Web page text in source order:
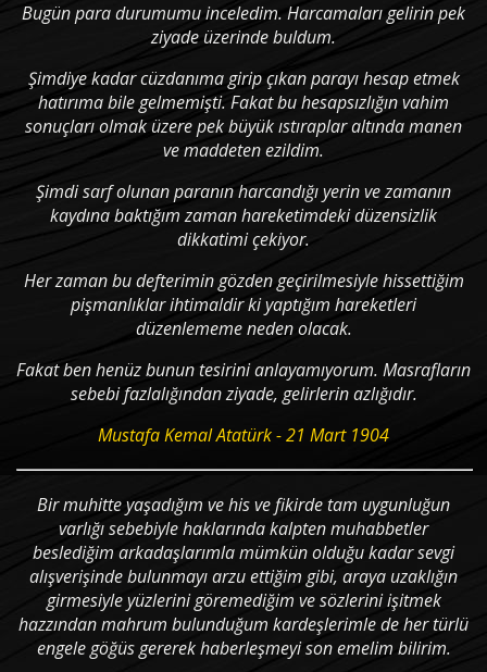
Bugün para durumumu inceledim. Harcamaları gelirin pek
ziyade üzerinde buldum.
Şimdiye kadar cüzdanıma girip çıkan parayı hesap etmek
hatırıma bile gelmemişti. Fakat bu hesapsızlığın vahim
sonuçları olmak üzere pek büyük ıstıraplar altında manen
ve maddeten ezildim.
Şimdi sarf olunan paranın harcandığı yerin ve zamanın
kaydına baktığım zaman hareketimdeki düzensizlik
dikkatimi çekiyor.
Her zaman bu defterimin gözden geçirilmesiyle hissettiğim
pişmanlıklar ihtimaldir ki yaptığım hareketleri
düzenlememe neden olacak.
Fakat ben henüz bunun tesirini anlayamıyorum. Masrafların
sebebi fazlalığından ziyade, gelirlerin azlığıdır.
Mustafa Kemal Atatürk - 21 Mart 1904
Bir muhitte yaşadığım ve his ve fikirde tam uygunluğun
varlığı sebebiyle haklarında kalpten muhabbetler
beslediğim arkadaşlarımla mümkün olduğu kadar sevgi
alışverişinde bulunmayı arzu ettiğim gibi, araya uzaklığın
girmesiyle yüzlerini göremediğim ve sözlerini işitmek
hazzından mahrum bulunduğum kardeşlerimle de her türlü
engele göğüs gererek haberleşmeyi son emelim bilirim.